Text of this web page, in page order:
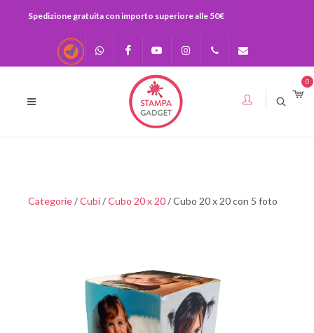
Spedizione gratuita con importo superiore alle 50€
Whatsapp
FacebookYoutubeInstagram 0
Categorie/Cubi/Cubo 20 x 20/ Cubo 20 x 20 con 5 foto